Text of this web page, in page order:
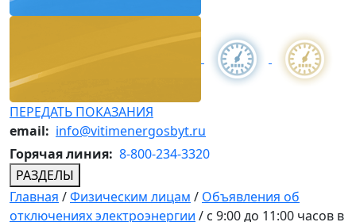
ПЕРЕДАТЬ ПОКАЗАНИЯ
email: info@vitimenergosbyt.ru
Горячая линия: 8-800-234-3320
РАЗДЕЛЫ
Главная /Физическим лицам / Объявления об
отключениях электроэнергии / с 9:00 до 11:00 часов в